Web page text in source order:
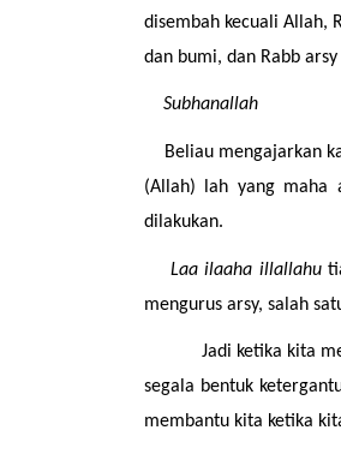
disembah kecuali Allah,
dan bumi, dan Rabb
Subhanallah
Beliau mengajarkan
(Allah) lah yang maha
dilakukan.
Laa ilaaha illallahu
mengurus arsy, salah
Jadi ketika kita
segala bentuk
membantu kita ketika